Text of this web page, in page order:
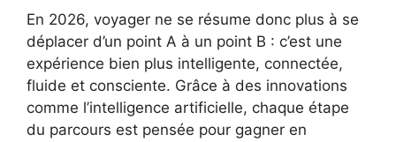
En 2026, voyager ne se résume donc plus à se
déplacer d’un point A à un point B : c’est une
expérience bien plus intelligente, connectée,
fluide et consciente. Grâce à des innovations
comme l’intelligence artificielle, chaque étape
du parcours est pensée pour gagner en